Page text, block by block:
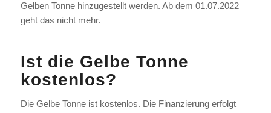
Gelben Tonne hinzugestellt werden. Ab dem 01.07.2022
geht das nicht mehr.
Ist die Gelbe Tonne
kostenlos?
Die Gelbe Tonne ist kostenlos. Die Finanzierung erfolgt